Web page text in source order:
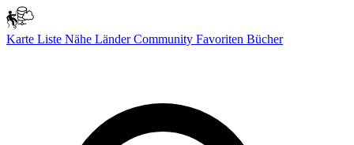
Karte Liste Nähe LänderCommunity Favoriten Bücher